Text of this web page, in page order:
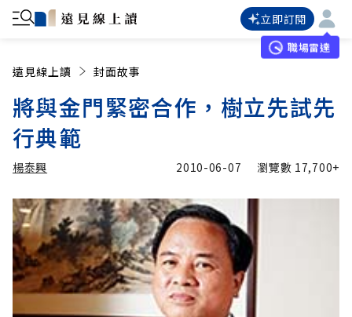
立即訂閱
職場雷達
遠見線上讀 封面故事
將與金門緊密合作，樹立先試先
行典範
楊泰興
楊泰興 加入追蹤
2010-06-07 瀏覽數 17,700+